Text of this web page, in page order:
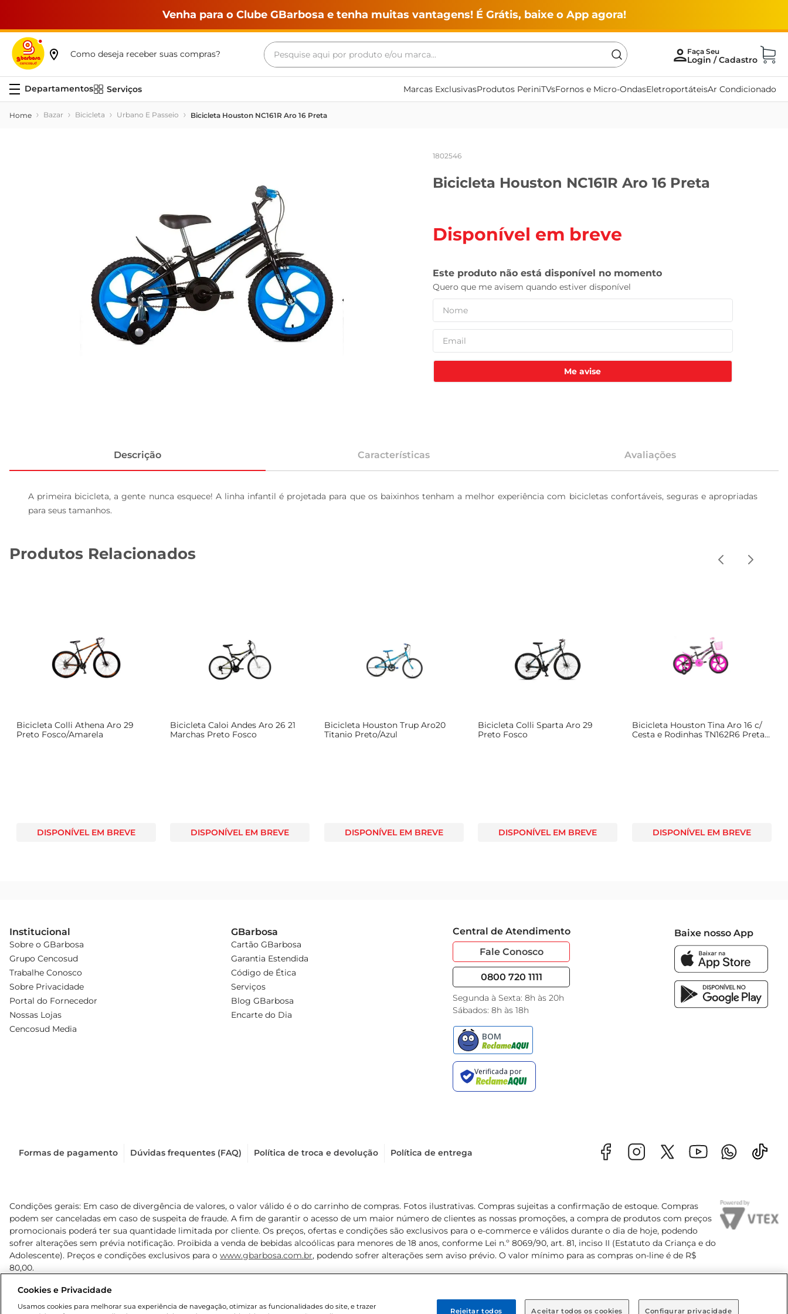
Venha para o Clube GBarbosa e tenha muitas vantagens! É Grátis, baixe o App agora!
Como deseja receber suas compras?
Pesquise aqui por produto e/ou marca...
Serviços Marcas ExclusivasProdutos PeriniTVsFornos e Micro-OndasEletroportáteisAr Condicionado
Bazar Bicicleta Urbano E Passeio Bicicleta Houston NC161R Aro 16 Preta
1802546
Bicicleta Houston NC161R Aro 16 Preta
Disponível em breve
Me avise
Descrição Características Avaliações
A primeira bicicleta, a gente nunca esquece! A linha infantil é projetada para que os baixinhos tenham a melhor experiência com bicicletas confortáveis, seguras e apropriadas
para seus tamanhos.
Produtos Relacionados
Bicicleta Colli Athena Aro 29
Preto Fosco/Amarela
DISPONÍVEL EM BREVE
Bicicleta Caloi Andes Aro 26 21
Marchas Preto Fosco
DISPONÍVEL EM BREVE
Bicicleta Houston Trup Aro20
Titanio Preto/Azul
DISPONÍVEL EM BREVE
Bicicleta Colli Sparta Aro 29
Preto Fosco
DISPONÍVEL EM BREVE
Bicicleta Houston Tina Aro 16 c/
Cesta e Rodinhas TN162R6 Preta e
DISPONÍVEL EM BREVE
Institucional
Sobre o GBarbosa
Grupo Cencosud
Trabalhe Conosco
Sobre Privacidade
Portal do Fornecedor
Nossas Lojas
Cencosud Media
GBarbosa
Cartão GBarbosa
Garantia Estendida
Código de Ética
Serviços
Blog GBarbosa
Encarte do Dia
Central de Atendimento
Fale Conosco
0800 720 1111
Segunda à Sexta: 8h às 20h
Sábados: 8h às 18h
Baixe nosso App
Formas de pagamento Dúvidas frequentes (FAQ) Política de troca e devolução Política de entrega
Condições gerais: Em caso de divergência de valores, o valor válido é o do carrinho de compras. Fotos ilustrativas. Compras sujeitas a confirmação de estoque. Compras
podem ser canceladas em caso de suspeita de fraude. A fim de garantir o acesso de um maior número de clientes as nossas promoções, a compra de produtos com preços
promocionais poderá ter sua quantidade limitada por cliente. Os preços, ofertas e condições são exclusivos para o e-commerce e válidos durante o dia de hoje, podendo
sofrer alterações sem prévia notificação. Proibida a venda de bebidas alcoólicas para menores de 18 anos, conforme Lei n.º 8069/90, art. 81, inciso II (Estatuto da Criança e do
Adolescente). Preços e condições exclusivos para o www.gbarbosa.com.br, podendo sofrer alterações sem aviso prévio. O valor mínimo para as compras on-line é de R$
80,00.
Cookies e Privacidade
Usamos cookies para melhorar sua experiência de navegação, otimizar as funcionalidades do site, e trazer
Configurar privacidade
Rejeitar todos Aceitar todos os cookies
Termos mais buscados
maquina lavar
tv
leite pó